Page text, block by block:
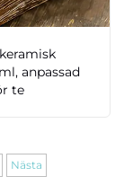
anpassad
te
Nästa